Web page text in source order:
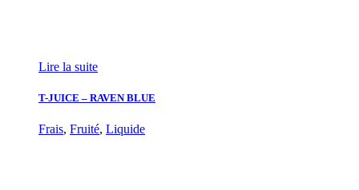
Lire la suite
T-JUICE – RAVEN BLUE
Frais, Fruité, Liquide